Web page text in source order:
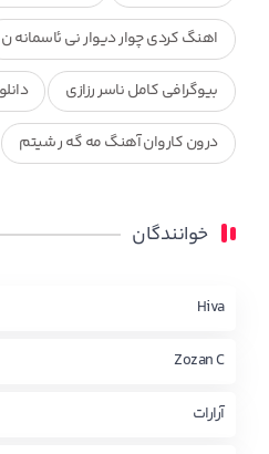
اهنگ کردی چوار دیوار نی ئاسمانه ن
بیوگرافی کامل ناسر رزازی
درون کاروان آهنگ مه گه ر شیتم
محمد جزا
چاو من
خوانندگان
Hiva
Zozan C
آرارات